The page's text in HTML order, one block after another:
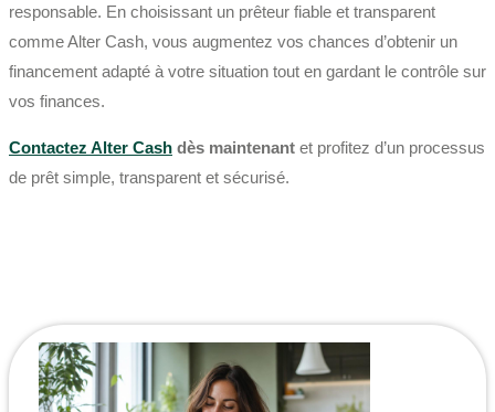
responsable. En choisissant un prêteur fiable et transparent
comme Alter Cash, vous augmentez vos chances d’obtenir un
financement adapté à votre situation tout en gardant le contrôle sur
vos finances.
Contactez Alter Cash dès maintenant et profitez d’un processus
de prêt simple, transparent et sécurisé.